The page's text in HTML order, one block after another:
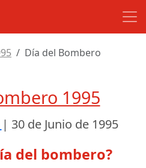
Día del Bombero
1995
| 30 de Junio de 1995
del bombero?